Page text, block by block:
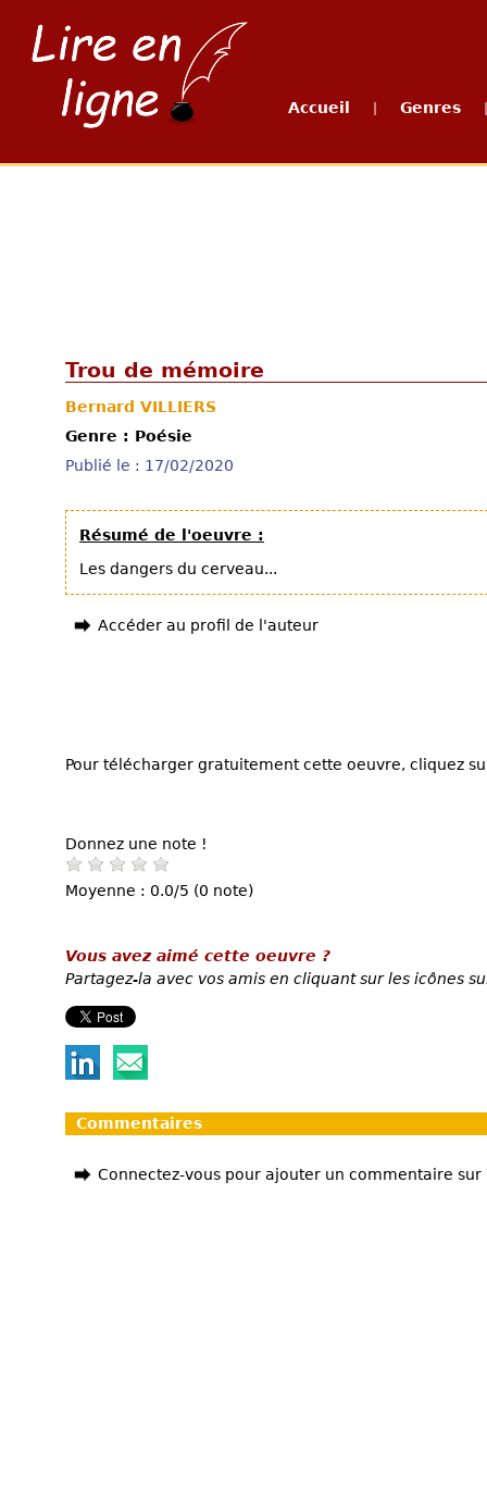
Accueil Genres
Trou de mémoire
Bernard VILLIERS
Genre : Poésie
Publié le : 17/02/2020
Résumé de l'oeuvre :
Les dangers du cerveau...
Accéder au profil de l'auteur
Pour télécharger gratuitement cette oeuvre, cliquez
Donnez une note !
Moyenne : 0.0/5 (0 note)
Vous avez aimé cette oeuvre ?
Partagez-la avec vos amis en cliquant sur les icônes
Commentaires
Connectez-vous pour ajouter un commentaire sur